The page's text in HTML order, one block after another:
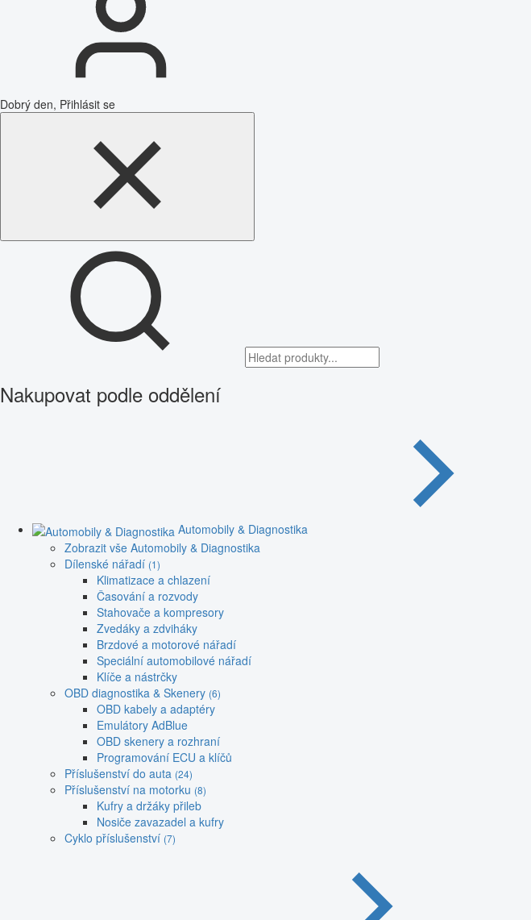
Dobrý den, Přihlásit se
Nakupovat podle oddělení
Automobily & Diagnostika
Zobrazit vše Automobily & Diagnostika
Dílenské nářadí (1)
Klimatizace a chlazení
Časování a rozvody
Stahovače a kompresory
Zvedáky a zdviháky
Brzdové a motorové nářadí
Speciální automobilové nářadí
Klíče a nástrčky
OBD diagnostika & Skenery (6)
OBD kabely a adaptéry
Emulátory AdBlue
OBD skenery a rozhraní
Programování ECU a klíčů
Příslušenství do auta (24)
Příslušenství na motorku (8)
Kufry a držáky přileb
Nosiče zavazadel a kufry
Cyklo příslušenství (7)